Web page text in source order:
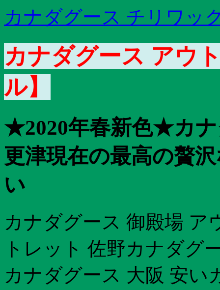
カナダグース チリワッ
カナダグース アウ
ル】
★2020年春新色★カナ
更津現在の最高の贅
い
カナダグース 御殿場 ア
トレット 佐野カナダグ
カナダグース 大阪 安い